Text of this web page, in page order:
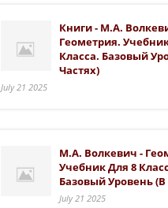
Книги - М.А.
Геометрия.
Класса. Базовый
Частях)
July 21 2025
М.А. Волкевич -
Учебник Для 8
Базовый Уровень (в
July 21 2025